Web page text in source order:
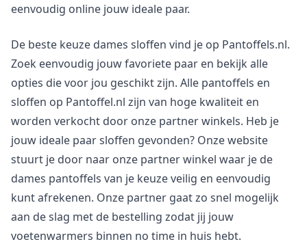
eenvoudig online jouw ideale paar.
De beste keuze dames sloffen vind je op Pantoffels.nl.
Zoek eenvoudig jouw favoriete paar en bekijk alle
opties die voor jou geschikt zijn. Alle pantoffels en
sloffen op Pantoffel.nl zijn van hoge kwaliteit en
worden verkocht door onze partner winkels. Heb je
jouw ideale paar sloffen gevonden? Onze website
stuurt je door naar onze partner winkel waar je de
dames pantoffels van je keuze veilig en eenvoudig
kunt afrekenen. Onze partner gaat zo snel mogelijk
aan de slag met de bestelling zodat jij jouw
voetenwarmers binnen no time in huis hebt.